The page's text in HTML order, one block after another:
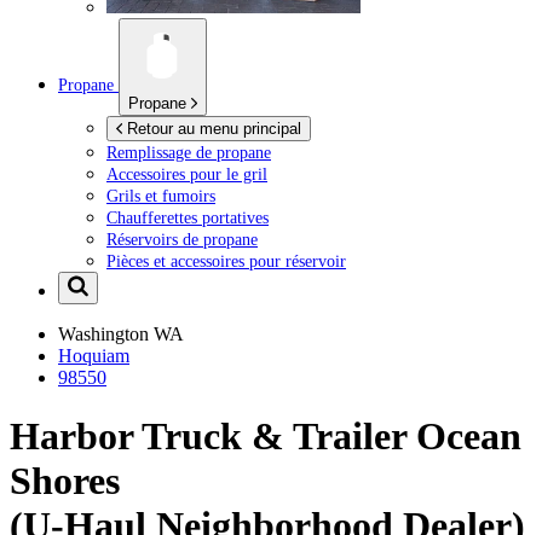
Propane
Propane
Retour au menu principal
Remplissage de propane
Accessoires pour le gril
Grils et fumoirs
Chaufferettes portatives
Réservoirs de propane
Pièces et accessoires pour réservoir
Washington WA
Hoquiam
98550
Harbor Truck & Trailer Ocean
Shores
(U-Haul Neighborhood Dealer)